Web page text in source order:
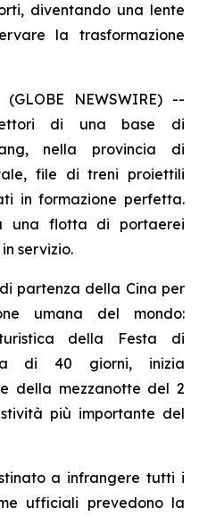
diventando una lente
la trasformazione
NEWSWIRE) --
di una base di
nella provincia di
file di treni proiettili
in formazione perfetta.
una flotta di portaerei
servizio.
partenza della Cina per
umana del mondo:
della Festa di
di 40 giorni, inizia
della mezzanotte del 2
più importante del
a infrangere tutti i
ufficiali prevedono la